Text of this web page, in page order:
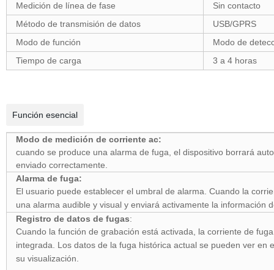
Medición de línea de fase
Sin contacto
Método de transmisión de datos
USB/GPRS
Modo de función
Modo de
Tiempo de carga
3 a 4 horas
Función esencial
Modo de medición de corriente ac:
cuando se produce una alarma de fuga, el dispositivo borrará
enviado correctamente.
Alarma de fuga:
El usuario puede establecer el umbral de alarma. Cuando la
una alarma audible y visual y enviará activamente la información
Registro de datos de fugas:
Cuando la función de grabación está activada, la corriente de
integrada. Los datos de la fuga histórica actual se pueden ver en
su visualización.